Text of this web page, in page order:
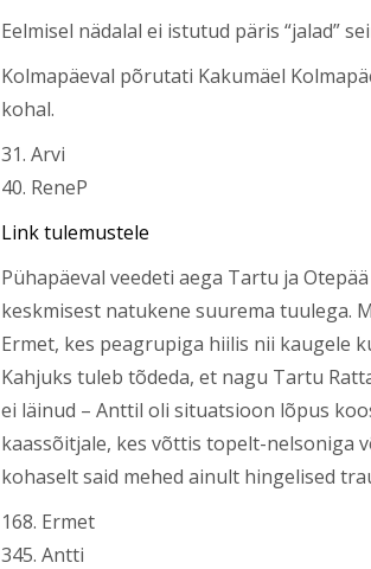
Eelmisel nädalal ei istutud päris “jalad”
Kolmapäeval põrutati Kakumäel
kohal.
31. Arvi
40. ReneP
Link tulemustele
Pühapäeval veedeti aega Tartu ja
keskmisest natukene suurema tuulega.
Ermet, kes peagrupiga hiilis nii kaugele
Kahjuks tuleb tõdeda, et nagu Tartu
ei läinud – Anttil oli situatsioon lõpus
kaassõitjale, kes võttis topelt-nelsoniga
kohaselt said mehed ainult hingelised
168. Ermet
345. Antti